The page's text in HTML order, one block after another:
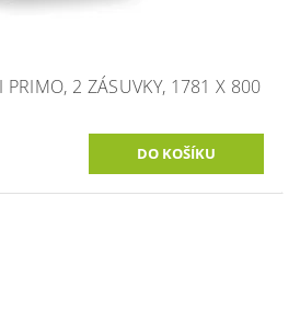
PRIMO, 2 ZÁSUVKY, 1781 X 800